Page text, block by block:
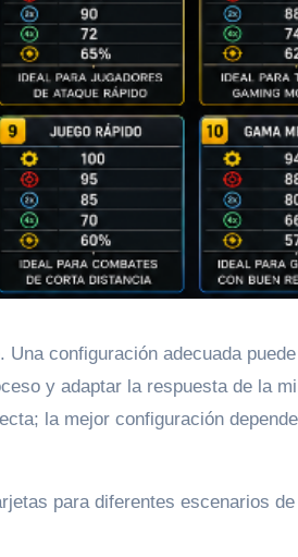
configuración adecuada puede
y adaptar la respuesta de la
la mejor configuración
para diferentes escenarios